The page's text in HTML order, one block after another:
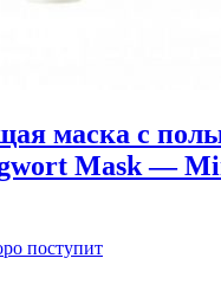
маска с
Mask —
поступит